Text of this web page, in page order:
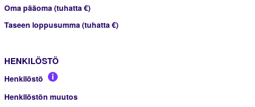
Oma pääoma (tuhatta €)
Taseen loppusumma (tuhatta €)
HENKILÖSTÖ
Henkilöstö
Henkilöstön muutos